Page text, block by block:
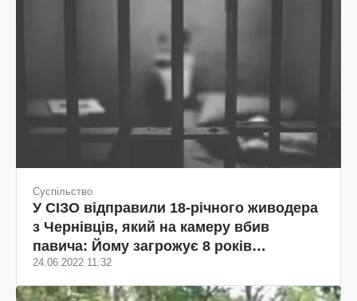
Суспільство
У СІЗО відправили 18-річного живодера
з Чернівців, який на камеру вбив
павича: Йому загрожує 8 років
ув'язнення
24.06.2022 11:32